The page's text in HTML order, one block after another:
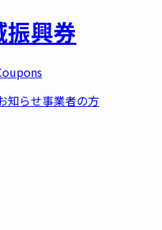
振興券
知らせ事業者の方